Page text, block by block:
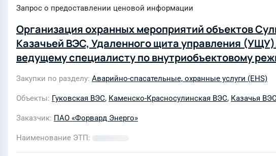
Запрос о предоставлении ценовой информации
Организация охранных мероприятий объектов
Казачьей ВЭС, Удаленного щита управления
ведущему специалисту по внутриобъектовому
электронный адрес
Закупки по разделу Аварийно-спасательные, охранные услуги (EHS)
Объекты Гуковская ВЭС, Каменско-Красносулинская ВЭС, Казачья ВЭС
Заказчик ПАО «Форвард Энерго»
Наименование ЭТП